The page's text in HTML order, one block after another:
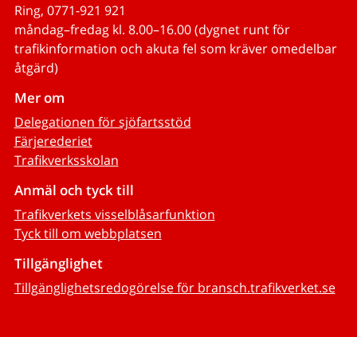
Ring, 0771-921 921
måndag–fredag kl. 8.00–16.00 (dygnet runt för
trafikinformation och akuta fel som kräver omedelbar
åtgärd)
Mer om
Delegationen för sjöfartsstöd
Färjerederiet
Trafikverksskolan
Anmäl och tyck till
Trafikverkets visselblåsarfunktion
Tyck till om webbplatsen
Tillgänglighet
Tillgänglighetsredogörelse för bransch.trafikverket.se